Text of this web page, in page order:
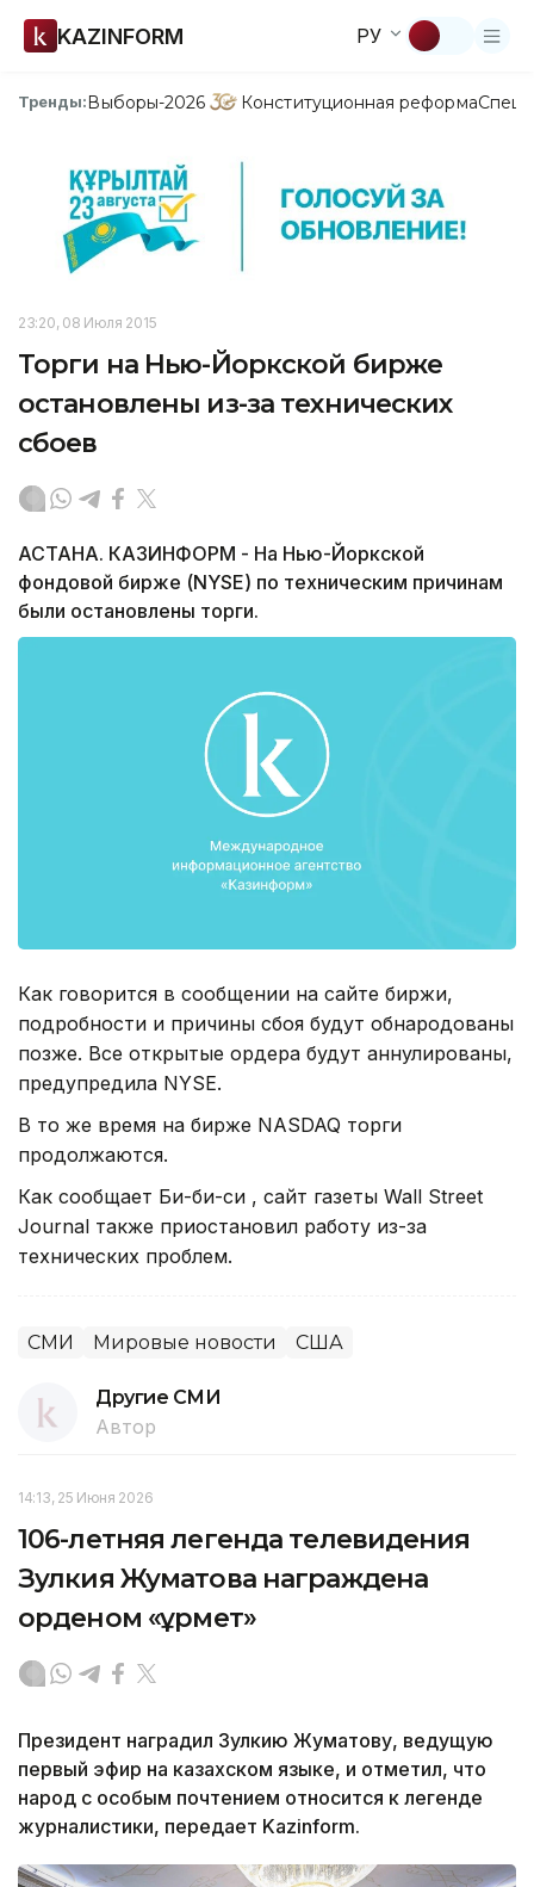
KAZINFORM РУ
Тренды:Выборы-2026 Конституционная реформа
23:20, 08 Июля 2015
Торги на Нью-Йоркской бирже
остановлены из-за технических
сбоев
АСТАНА. КАЗИНФОРМ - На Нью-Йоркской
фондовой бирже (NYSE) по техническим причинам
были остановлены торги.
Как говорится в сообщении на сайте биржи,
подробности и причины сбоя будут обнародованы
позже. Все открытые ордера будут аннулированы,
предупредила NYSE.
В то же время на бирже NASDAQ торги
продолжаются.
Как сообщает Би-би-си , сайт газеты Wall Street
Journal также приостановил работу из-за
технических проблем.
СМИ Мировые новости США
Другие СМИ
Автор
14:13, 25 Июня 2026
106-летняя легенда телевидения
Зулкия Жуматова награждена
орденом «Құрмет»
Президент наградил Зулкию Жуматову, ведущую
первый эфир на казахском языке, и отметил, что
народ с особым почтением относится к легенде
журналистики, передает Kazinform.